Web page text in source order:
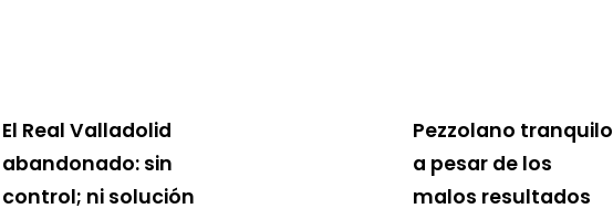
El Real Valladolid
abandonado: sin
control; ni solución
Pezzolano tranquilo
a pesar de los
malos resultados